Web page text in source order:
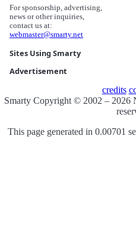
For sponsorship, advertising,
news or other inquiries,
contact us at:
webmaster@smarty.net
Sites Using Smarty
Advertisement
credits
Smarty Copyright © 2002 –
This page generated in 0.00701